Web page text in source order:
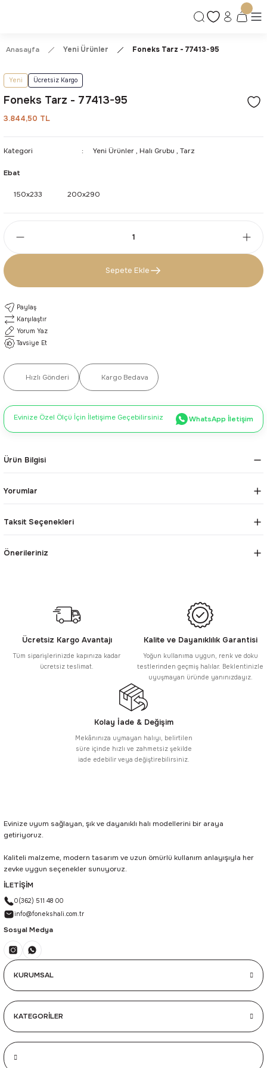
Güvenli Alışveriş Deneyimi
Anasayfa Yeni Ürünler Foneks Tarz - 77413-95
Yeni Ücretsiz Kargo
Foneks Tarz - 77413-95
3.844,50 TL
Kategori Yeni Ürünler , Halı Grubu , Tarz
Ebat
150x233 200x290
Sepete Ekle
Paylaş
Karşılaştır
Yorum Yaz
Tavsiye Et
Hızlı Gönderi Kargo Bedava
Evinize Özel Ölçü İçin İletişime Geçebilirsiniz WhatsApp İletişim
Ürün Bilgisi
Yorumlar
Taksit Seçenekleri
Önerileriniz
Ücretsiz Kargo Avantajı
Tüm siparişlerinizde kapınıza kadar
ücretsiz teslimat.
Kalite ve Dayanıklılık Garantisi
Yoğun kullanıma uygun, renk ve doku
testlerinden geçmiş halılar. Beklentinizle
uyuşmayan üründe yanınızdayız.
Kolay İade & Değişim
Mekânınıza uymayan halıyı, belirtilen
süre içinde hızlı ve zahmetsiz şekilde
iade edebilir veya değiştirebilirsiniz.
Evinize uyum sağlayan, şık ve dayanıklı halı modellerini bir araya
getiriyoruz.
Kaliteli malzeme, modern tasarım ve uzun ömürlü kullanım anlayışıyla her
zevke uygun seçenekler sunuyoruz.
İLETİŞİM
0(362) 511 48 00
info@fonekshali.com.tr
Sosyal Medya
KURUMSAL
KATEGORİLER